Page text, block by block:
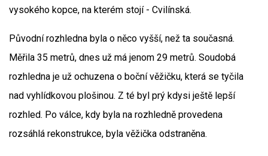
vysokého kopce, na kterém stojí - Cvilínská.
Původní rozhledna byla o něco vyšší, než ta současná.
Měřila 35 metrů, dnes už má jenom 29 metrů. Soudobá
rozhledna je už ochuzena o boční věžičku, která se tyčila
nad vyhlídkovou plošinou. Z té byl prý kdysi ještě lepší
rozhled. Po válce, kdy byla na rozhledně provedena
rozsáhlá rekonstrukce, byla věžička odstraněna.